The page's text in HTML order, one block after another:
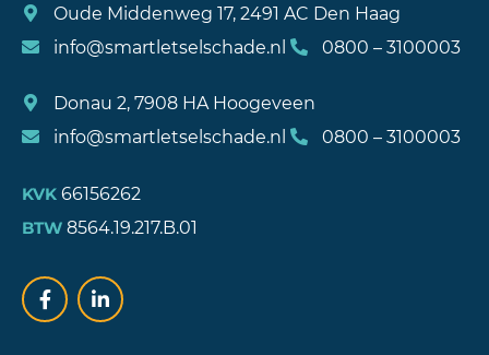
Oude Middenweg 17, 2491 AC Den Haag
info@smartletselschade.nl
0800 – 3100003
Donau 2, 7908 HA Hoogeveen
info@smartletselschade.nl
0800 – 3100003
KVK 66156262
BTW 8564.19.217.B.01